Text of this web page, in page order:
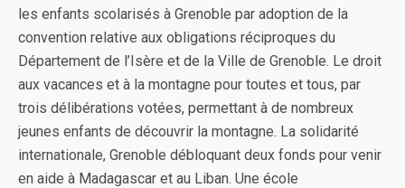
les enfants scolarisés à Grenoble par adoption de la
convention relative aux obligations réciproques du
Département de l’Isère et de la Ville de Grenoble. Le droit
aux vacances et à la montagne pour toutes et tous, par
trois délibérations votées, permettant à de nombreux
jeunes enfants de découvrir la montagne. La solidarité
internationale, Grenoble débloquant deux fonds pour venir
en aide à Madagascar et au Liban. Une école